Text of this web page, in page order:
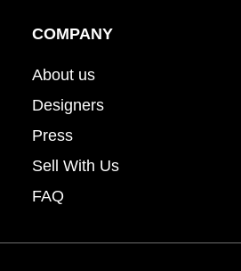
COMPANY
About us
Designers
Press
Sell With Us
FAQ